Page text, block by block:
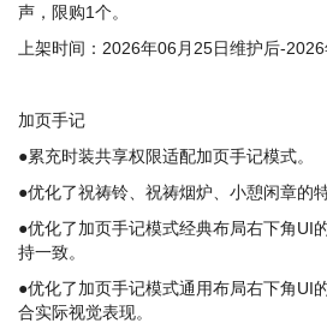
声，限购1个。
上架时间：2026年06月25日维护后-
加页手记
●累充时装共享权限适配加页手记模式。
●优化了祝祷铃、祝祷烟炉、小憩闲章的
●优化了加页手记模式经典布局右下角UI
持一致。
●优化了加页手记模式通用布局右下角UI
合实际视觉表现。